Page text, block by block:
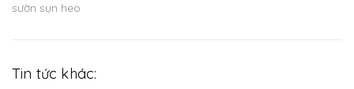
sườn sụn heo
Tin tức khác: